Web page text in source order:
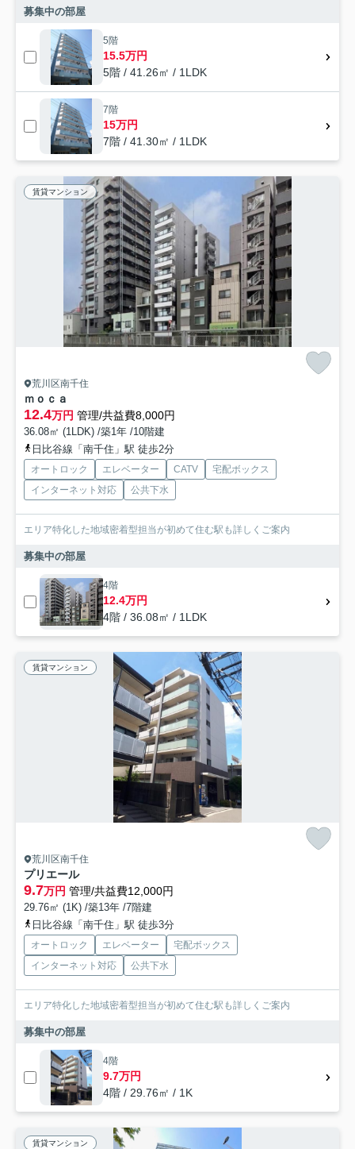
募集中の部屋
5階
15.5万円
5階 / 41.26㎡ / 1LDK
7階
15万円
7階 / 41.30㎡ / 1LDK
賃貸マンション
荒川区南千住
ｍｏｃａ
12.4万円 管理/共益費8,000円
36.08㎡ (1LDK) /築1年 /10階建
日比谷線「南千住」駅 徒歩2分
オートロック エレベーター CATV
宅配ボックス
インターネット対応
公共下水
エリア特化した地域密着型担当が初めて住む駅も詳しくご案内
募集中の部屋
4階
12.4万円
4階 / 36.08㎡ / 1LDK
賃貸マンション
荒川区南千住
プリエール
9.7万円 管理/共益費12,000円
29.76㎡ (1K) /築13年 /7階建
日比谷線「南千住」駅 徒歩3分
オートロック エレベーター
宅配ボックス
インターネット対応
公共下水
エリア特化した地域密着型担当が初めて住む駅も詳しくご案内
募集中の部屋
4階
9.7万円
4階 / 29.76㎡ / 1K
賃貸マンション